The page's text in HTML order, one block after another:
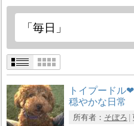
トイプードル
穏やかな日常
所有者： そぼろ